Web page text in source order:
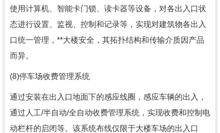
使用计算机、智能卡门锁、读卡器等设备，对各出入口状
态进行设置、监视、控制和记录等，实现对建筑物各出入
口统一管理，**大楼安全，其拓扑结构和传输介质因产品
而异。
(8)停车场收费管理系统
通过安装在出入口地面下的感应线圈，感应车辆的出入，
通过人工/半自动/全自动收费管理系统，实现收费和控制电
动栏杆的启闭等。该系统布线仅限于大楼车场的出入口